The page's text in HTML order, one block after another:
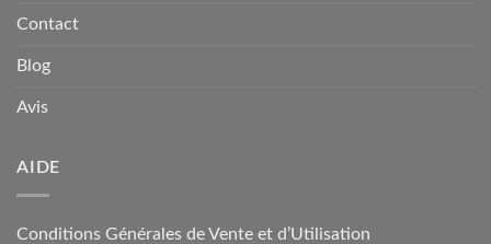
Contact
Blog
Avis
AIDE
Conditions Générales de Vente et d’Utilisation